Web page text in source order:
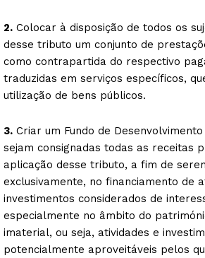
2. Colocar à disposição de todos os
desse tributo um conjunto de
como contrapartida do respectivo
traduzidas em serviços específicos,
utilização de bens públicos.
3. Criar um Fundo de
sejam consignadas todas as receitas
aplicação desse tributo, a fim de
exclusivamente, no financiamento de
investimentos considerados de
especialmente no âmbito do
imaterial, ou seja, atividades e
potencialmente aproveitáveis pelos